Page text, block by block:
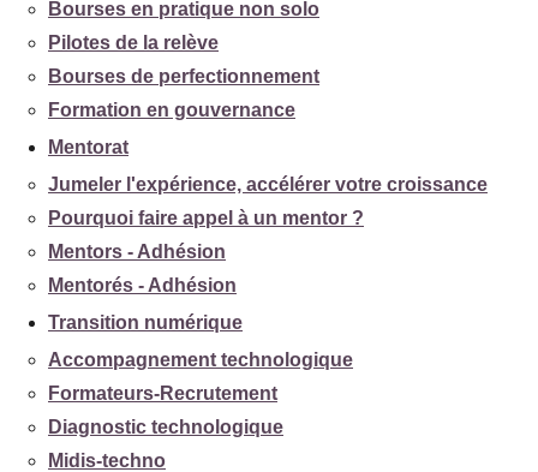
Bourses en pratique non solo
Pilotes de la relève
Bourses de perfectionnement
Formation en gouvernance
Mentorat
Jumeler l'expérience, accélérer votre croissance
Pourquoi faire appel à un mentor ?
Mentors - Adhésion
Mentorés - Adhésion
Transition numérique
Accompagnement technologique
Formateurs-Recrutement
Diagnostic technologique
Midis-techno